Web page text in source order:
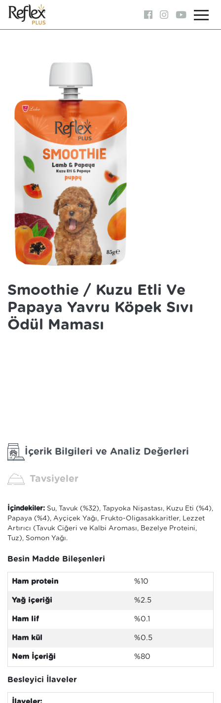
Smoothie / Kuzu Etli Ve
Papaya Yavru Köpek Sıvı
Ödül Maması
İçerik Bilgileri ve Analiz Değerleri
Tavsiyeler
İçindekiler: Su, Tavuk (%32), Tapyoka Nişastası, Kuzu Eti (%4),
Papaya (%4), Ayçiçek Yağı, Frukto-Oligasakkaritler, Lezzet
Artırıcı (Tavuk Ciğeri ve Kalbi Aroması, Bezelye Proteini,
Tuz), Somon Yağı.
Besin Madde Bileşenleri
Ham protein %10
Yağ içeriği %2.5
Ham lif %0.1
Ham kül %0.5
Nem İçeriği %80
Besleyici İlaveler